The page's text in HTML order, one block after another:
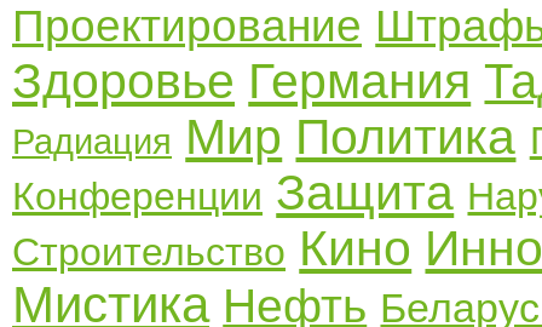
Проектирование
Здоровье Германия
Радиация Мир Политика
Конференции Защита
Строительство Кино
Мистика Нефть